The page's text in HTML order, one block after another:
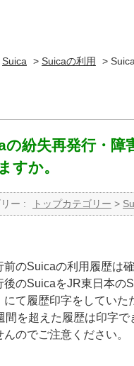
Suica > Suicaの利用 >
の紛失再発行・障
すか。
ー : トップカテゴリー >
前のSuicaの利用履歴は確
後のSuicaをJR東日本の
にて履歴印字をしてい
間を超えた履歴は印字
んのでご注意ください。